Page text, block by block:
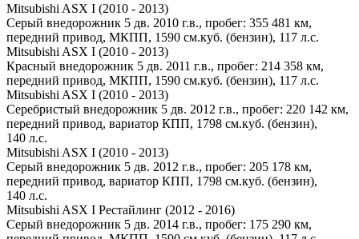
Mitsubishi ASX I (2010 - 2013)
Серый внедорожник 5 дв. 2010 г.в., пробег: 355 481 км,
передний привод, МКПП, 1590 см.куб. (бензин), 117 л.с.
Mitsubishi ASX I (2010 - 2013)
Красный внедорожник 5 дв. 2011 г.в., пробег: 214 358 км,
передний привод, МКПП, 1590 см.куб. (бензин), 117 л.с.
Mitsubishi ASX I (2010 - 2013)
Серебристый внедорожник 5 дв. 2012 г.в., пробег: 220 142 км,
передний привод, вариатор КПП, 1798 см.куб. (бензин),
140 л.с.
Mitsubishi ASX I (2010 - 2013)
Серый внедорожник 5 дв. 2012 г.в., пробег: 205 178 км,
передний привод, вариатор КПП, 1798 см.куб. (бензин),
140 л.с.
Mitsubishi ASX I Рестайлинг (2012 - 2016)
Серый внедорожник 5 дв. 2014 г.в., пробег: 175 290 км,